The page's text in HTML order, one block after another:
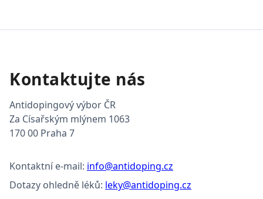
Kontaktujte nás
Antidopingový výbor ČR
Za Císařským mlýnem 1063
170 00 Praha 7
Kontaktní e-mail: info@antidoping.cz
Dotazy ohledně léků: leky@antidoping.cz